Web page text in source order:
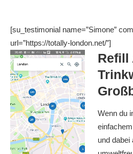
[su_testimonial name=”Simone”
url=”https://totally-london.net/”]
Refill
Wenn du
und dabei